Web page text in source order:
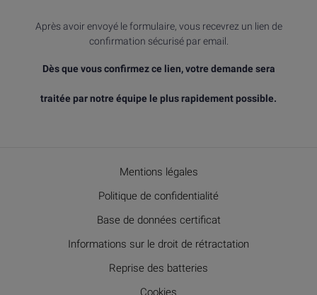
Après avoir envoyé le formulaire, vous recevrez un lien de
confirmation sécurisé par email.
Dès que vous confirmez ce lien, votre demande sera
traitée par notre équipe le plus rapidement possible.
Mentions légales
Politique de confidentialité
Base de données certificat
Informations sur le droit de rétractation
Reprise des batteries
Cookies